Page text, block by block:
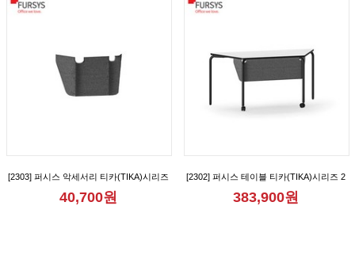
[2303] 퍼시스 악세서리 티카(TIKA)시리즈
1인용 가림판 [CGR1007M]
40,700원
[2302] 퍼시스 테이블 티카(TIKA)시리즈 2
인용 다목적 사다리꼴 테이블(가림판형)
[CGR015B]
383,900원